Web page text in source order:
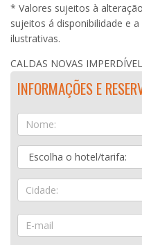
* Valores sujeitos à
sujeitos á disponibilidade e
ilustrativas.
CALDAS NOVAS IMPERDÍVEL
INFORMAÇÕES E